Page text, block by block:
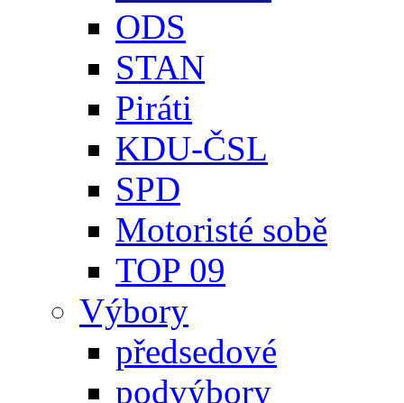
ODS
STAN
Piráti
KDU-ČSL
SPD
Motoristé sobě
TOP 09
Výbory
předsedové
podvýbory